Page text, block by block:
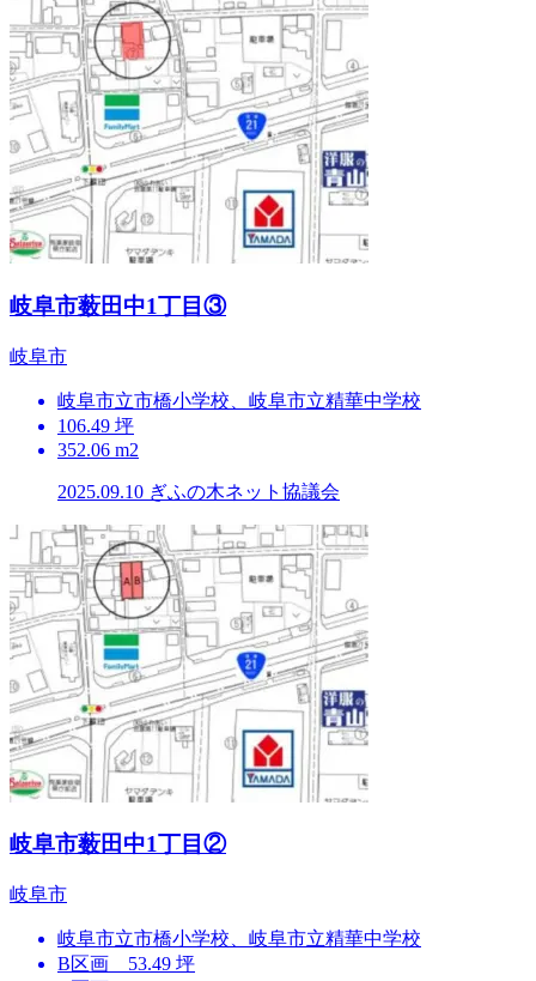
岐⾩市薮⽥中1丁⽬③
岐⾩市
岐⾩市⽴市橋⼩学校、岐⾩市⽴精華中学校
106.49 坪
352.06 m2
2025.09.10 ぎふの木ネット協議会
岐⾩市薮⽥中1丁⽬②
岐⾩市
岐⾩市⽴市橋⼩学校、岐⾩市⽴精華中学校
B区画 53.49 坪